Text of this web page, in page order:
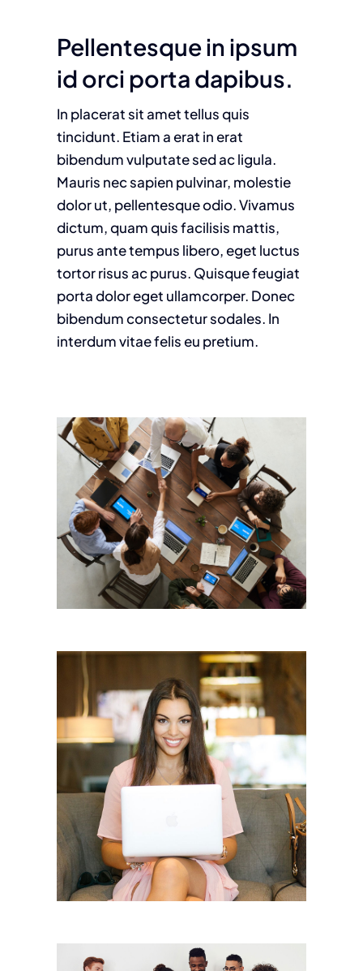
Pellentesque in ipsum
id orci porta dapibus.
In placerat sit amet tellus quis
tincidunt. Etiam a erat in erat
bibendum vulputate sed ac ligula.
Mauris nec sapien pulvinar, molestie
dolor ut, pellentesque odio. Vivamus
dictum, quam quis facilisis mattis,
purus ante tempus libero, eget luctus
tortor risus ac purus. Quisque feugiat
porta dolor eget ullamcorper. Donec
bibendum consectetur sodales. In
interdum vitae felis eu pretium.